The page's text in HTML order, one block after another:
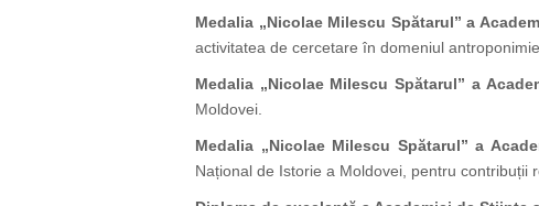
Medalia „Nicolae Milescu Spătarul” a
activitatea de cercetare în domeniul
Medalia „Nicolae Milescu Spătarul” a
Moldovei.
Medalia „Nicolae Milescu Spătarul” a
Național de Istorie a Moldovei, pentru contribuții